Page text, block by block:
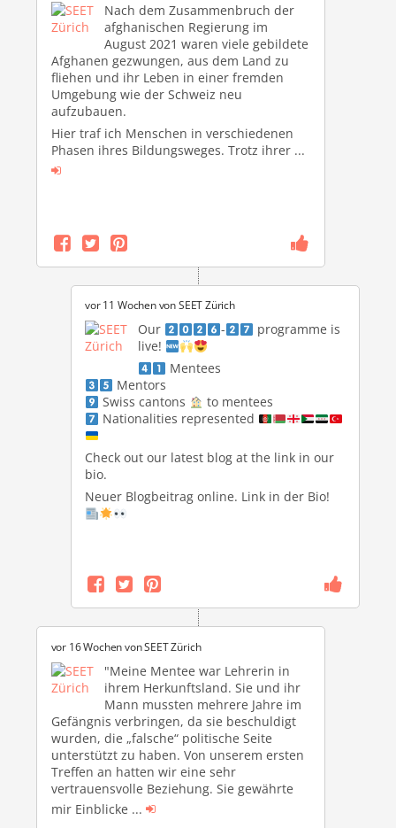
Nach dem Zusammenbruch der
afghanischen Regierung im
August 2021 waren viele gebildete
Afghanen gezwungen, aus dem Land zu
fliehen und ihr Leben in einer fremden
Umgebung wie der Schweiz neu
aufzubauen.
Hier traf ich Menschen in verschiedenen
Phasen ihres Bildungsweges. Trotz ihrer...
vor 11 Wochen vonSEET Zürich
Our -
programme is
live!
Mentees
Mentors
Swiss cantons
to mentees
Nationalities represented
Check out our latest blog at the link in our
bio.
Neuer Blogbeitrag online. Link in der Bio!
vor 16 Wochen vonSEET Zürich
"Meine Mentee war Lehrerin in
ihrem Herkunftsland. Sie und ihr
Mann mussten mehrere Jahre im
Gefängnis verbringen, da sie beschuldigt
wurden, die „falsche“ politische Seite
unterstützt zu haben. Von unserem ersten
Treffen an hatten wir eine sehr
vertrauensvolle Beziehung. Sie gewährte
mir Einblicke ...